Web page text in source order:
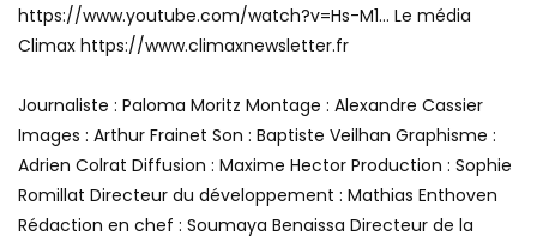
https://www.youtube.com/watch?v=Hs-M1… Le média
Climax https://www.climaxnewsletter.fr
Journaliste : Paloma Moritz Montage : Alexandre Cassier
Images : Arthur Frainet Son : Baptiste Veilhan Graphisme :
Adrien Colrat Diffusion : Maxime Hector Production : Sophie
Romillat Directeur du développement : Mathias Enthoven
Rédaction en chef : Soumaya Benaissa Directeur de la